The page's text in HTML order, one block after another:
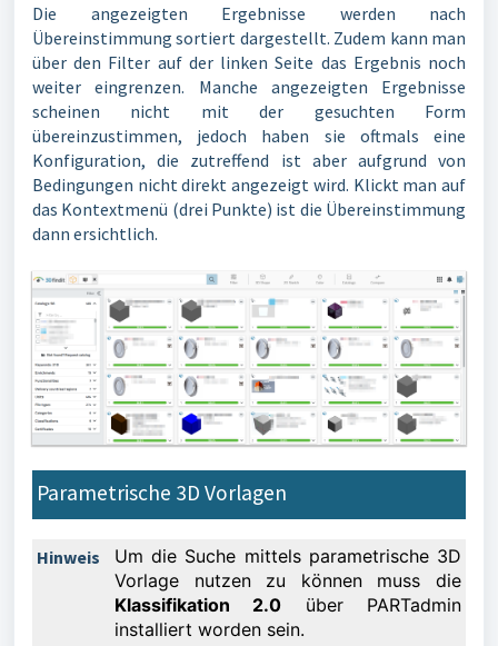
Die angezeigten Ergebnisse werden nach
Übereinstimmung sortiert dargestellt. Zudem kann man
über den Filter auf der linken Seite das Ergebnis noch
weiter eingrenzen. Manche angezeigten Ergebnisse
scheinen nicht mit der gesuchten Form
übereinzustimmen, jedoch haben sie oftmals eine
Konfiguration, die zutreffend ist aber aufgrund von
Bedingungen nicht direkt angezeigt wird. Klickt man auf
das Kontextmenü (drei Punkte) ist die Übereinstimmung
dann ersichtlich.
Parametrische 3D Vorlagen
Hinweis
Um die Suche mittels parametrische 3D
Vorlage nutzen zu können muss die
Klassifikation 2.0 über PARTadmin
installiert worden sein.